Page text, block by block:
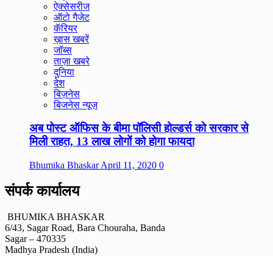
ऐक्सेसरीज
ऑटो गैजेट
कॅरियर
ख़ास खबरें
जॉब्स
ताज़ा खबरे
दुनिया
देश
बिज़नेस
बिजनेस न्यूज़
अब पोस्ट ऑफिस के बीमा पॉलिसी होल्डर्स को सरकार से
मिली राहत, 13 लाख लोगों को होगा फायदा
Bhumika BhaskarApril 11, 2020 0
संपर्क कार्यालय
BHUMIKA BHASKAR
6/43, Sagar Road, Bara Chouraha, Banda
Sagar – 470335
Madhya Pradesh (India)